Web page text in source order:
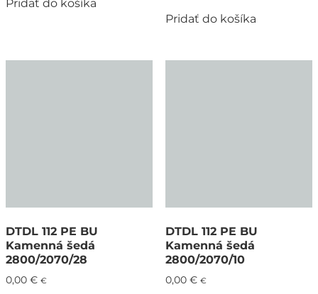
Pridať do košíka
Pridať do košíka
DTDL 112 PE BU
Kamenná šedá
2800/2070/28
0,00 € €
DTDL 112 PE BU
Kamenná šedá
2800/2070/10
0,00 € €